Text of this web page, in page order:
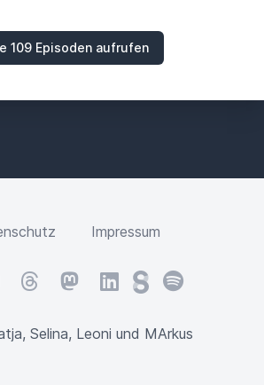
109 Episoden aufrufen
Impressum
ThreadsMastodonLinkedInSteadySpotify
Selina, Leoni und MArkus